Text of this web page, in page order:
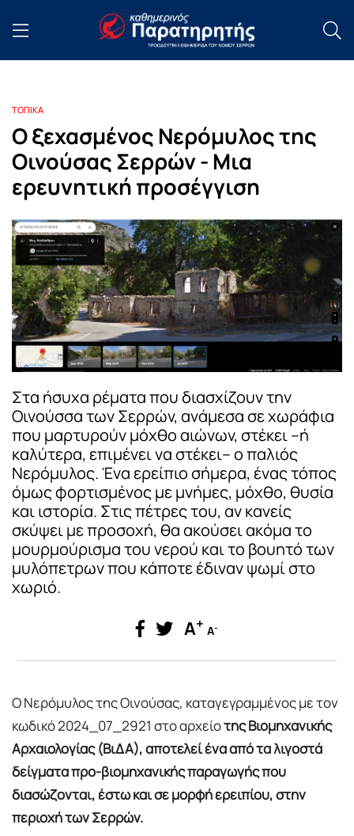
ΤΟΠΙΚΑ
Ο ξεχασμένος Νερόμυλος της
Οινούσας Σερρών - Μια
ερευνητική προσέγγιση
Στα ήσυχα ρέματα που διασχίζουν την
Οινούσσα των Σερρών, ανάμεσα σε χωράφια
που μαρτυρούν μόχθο αιώνων, στέκει –ή
καλύτερα, επιμένει να στέκει– ο παλιός
Νερόμυλος. Ένα ερείπιο σήμερα, ένας τόπος
όμως φορτισμένος με μνήμες, μόχθο, θυσία
και ιστορία. Στις πέτρες του, αν κανείς
σκύψει με προσοχή, θα ακούσει ακόμα το
μουρμούρισμα του νερού και το βουητό των
μυλόπετρων που κάποτε έδιναν ψωμί στο
χωριό.
A+ A-
Ο Νερόμυλος της Οινούσας, καταγεγραμμένος με τον
κωδικό 2024_07_2921 στο αρχείοτης Βιομηχανικής
Αρχαιολογίας (ΒιΔΑ), αποτελεί ένα από τα λιγοστά
δείγματα προ-βιομηχανικής παραγωγής που
διασώζονται, έστω και σε μορφή ερειπίου, στην
περιοχή των Σερρών.